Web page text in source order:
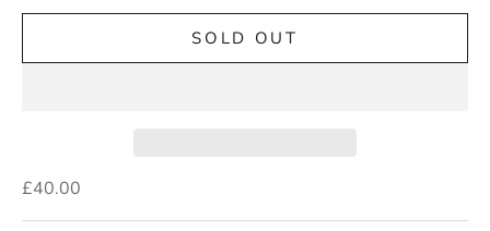
SOLD OUT
Sale price
£40.00